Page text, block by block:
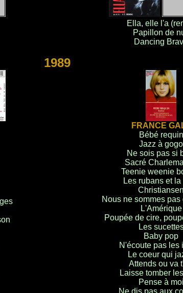
Ella, elle l'a
Papillon de
Dancing
1989
FRANCE
Bébé requin
Jazz à gogo
Ne sois pas si
Sacré
Teenie weenie
Les rubans et la
Christiansen
Nous ne sommes
L'Amérique
Poupée de cire,
Les
Baby pop
N'écoute pas les
Le coeur qui
Attends ou va
Laisse tomber
Pense à moi
Ne dis pas aux